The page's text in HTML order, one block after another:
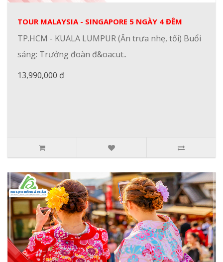
TOUR MALAYSIA - SINGAPORE 5 NGÀY 4 ĐÊM
TP.HCM - KUALA LUMPUR (Ăn trưa nhẹ, tối) Buổi
sáng: Trưởng đoàn đ&oacut..
13,990,000 đ